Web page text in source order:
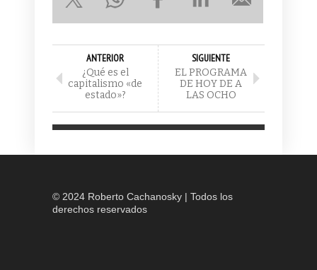
ANTERIOR
¿Qué es el
capitalismo «de
estado»?
SIGUIENTE
EL PROGRAMA
DE HOY DE A
LAS OCHO
© 2024 Roberto Cachanosky | Todos los
derechos reservados